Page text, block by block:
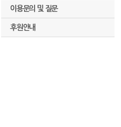
이용문의 및 질문
후원안내